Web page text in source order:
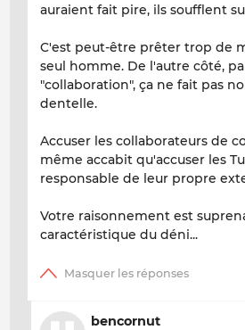
auraient fait pire, ils soufflent
C'est peut-être prêter trop de
seul homme. De l'autre côté,
"collaboration", ça ne fait pas
dentelle.
Accuser les collaborateurs de
même accabit qu'accuser les
responsable de leur propre
Votre raisonnement est
caractéristique du déni...
bencornut